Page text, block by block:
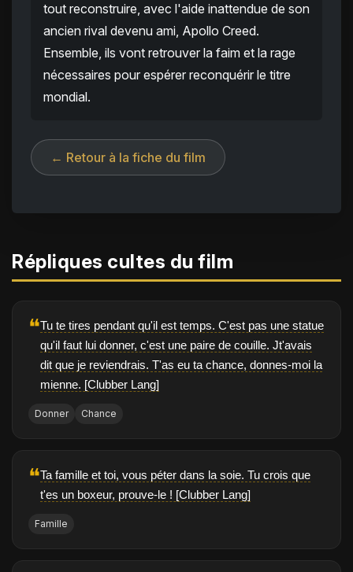
tout reconstruire, avec l'aide inattendue de son
ancien rival devenu ami, Apollo Creed.
Ensemble, ils vont retrouver la faim et la rage
nécessaires pour espérer reconquérir le titre
mondial.
← Retour à la fiche du film
Répliques cultes du film
❝Tu te tires pendant qu'il est temps. C'est pas une statue
qu'il faut lui donner, c'est une paire de couille. Jt'avais
dit que je reviendrais. T'as eu ta chance, donnes-moi la
mienne. [Clubber Lang]
Donner Chance
❝Ta famille et toi, vous péter dans la soie. Tu crois que
t'es un boxeur, prouve-le ! [Clubber Lang]
Famille